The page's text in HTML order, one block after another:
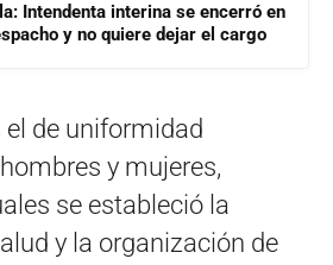
Intendenta interina se encerró en
y no quiere dejar el cargo
el de uniformidad
y mujeres,
se estableció la
y la organización de